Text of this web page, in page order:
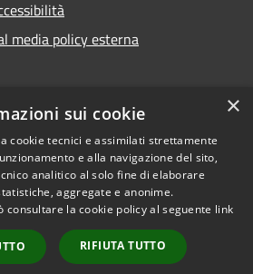
media policy esterna
Copyright © 2026 • Comune di
Santa Teresa Gallura •
Powered byMunicipium
Accesso redazione
×
sui cookie
cookie tecnici e assimilati strettamente
e alla navigazione del sito,
analitico al solo fine di elaborare
aggregate e anonime.
consultare la cookie policy al seguente link
RIFIUTA TUTTO